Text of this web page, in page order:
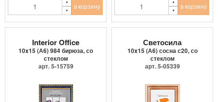
в корзину в корзину
Interior Office
10x15 (А6) 984 бирюза, со
стеклом
арт. 5-15759
Светосила
10x15 (А6) сосна с20, со
стеклом
арт. 5-05339